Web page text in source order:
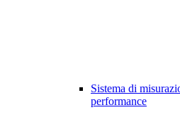
Sistema di
performance